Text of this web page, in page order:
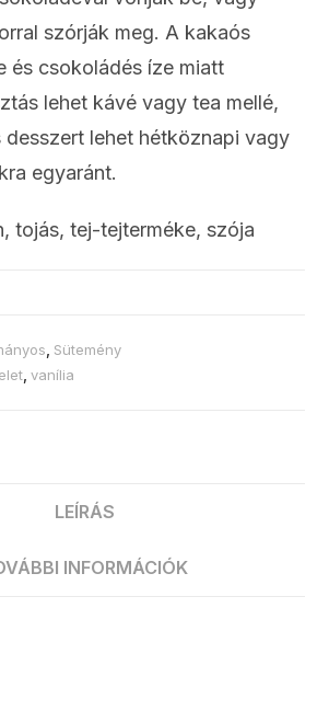
szórják meg. A kakaós
és csokoládés íze miatt
lehet kávé vagy tea mellé,
desszert lehet hétköznapi vagy
egyaránt.
tojás, tej-tejterméke, szója
Sütemény
,vanília
LEÍRÁS
INFORMÁCIÓK